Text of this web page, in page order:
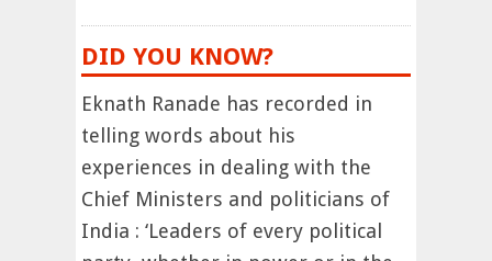
DID YOU KNOW?
Eknath Ranade has recorded in
telling words about his
experiences in dealing with the
Chief Ministers and politicians of
India : ‘Leaders of every political